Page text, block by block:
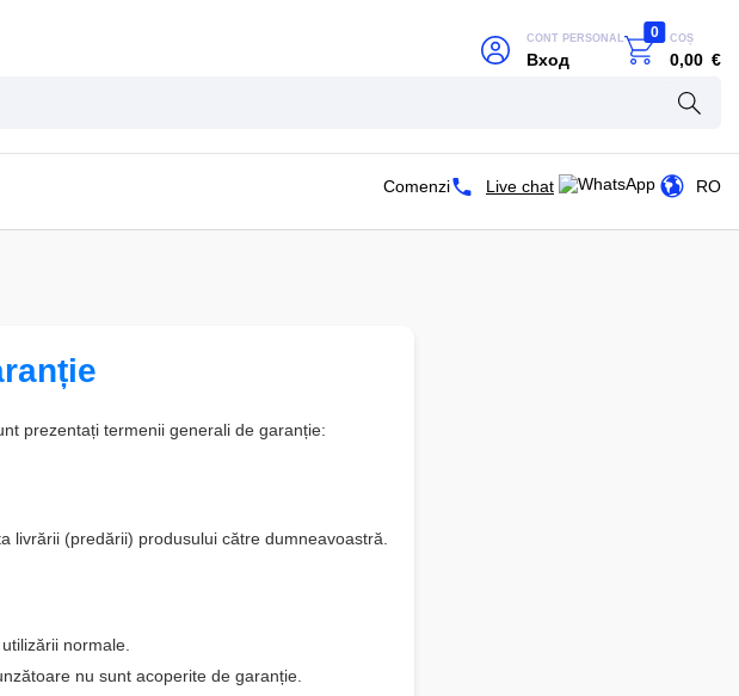
CONT PERSONAL
Вход
0 COȘ
0,00 €
Comenzi Live chat RO
prezentați termenii generali de garanție:
livrării (predării) produsului către dumneavoastră.
normale.
nu sunt acoperite de garanție.